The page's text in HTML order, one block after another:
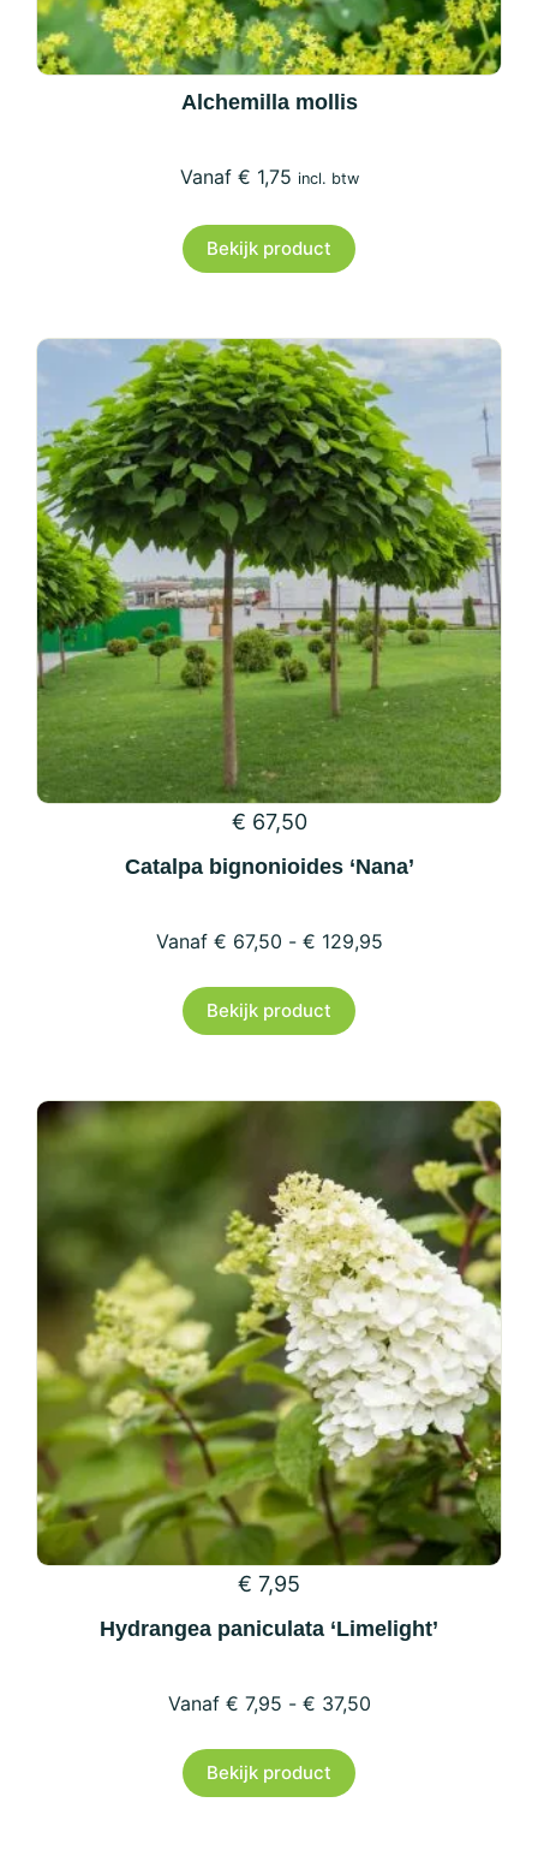
Alchemilla mollis
€ 1,75 incl. btw
Bekijk product
€ 67,50
Catalpa bignonioides ‘Nana’
€ 67,50 - € 129,95
Bekijk product
product
optie
kan
gekozen
worden
op
de
productpagina
€ 7,95
Hydrangea paniculata ‘Limelight’
€ 7,95 - € 37,50
Bekijk product
product